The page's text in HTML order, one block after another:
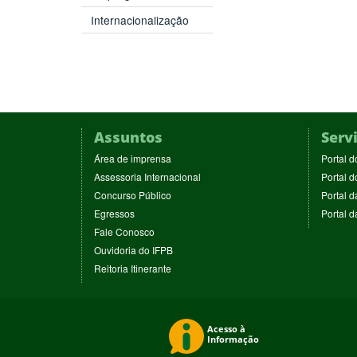
Internacionalização
Assuntos
Área de imprensa
em
nova
Assessoria Internacional
Concurso Público
Egressos(abre
nova
janela)
Fale Conosco
em
nova
janela)
Ouvidoria do IFPB(abre
Reitoria Itinerante(abre
Portal
Portal
Portal
Portal